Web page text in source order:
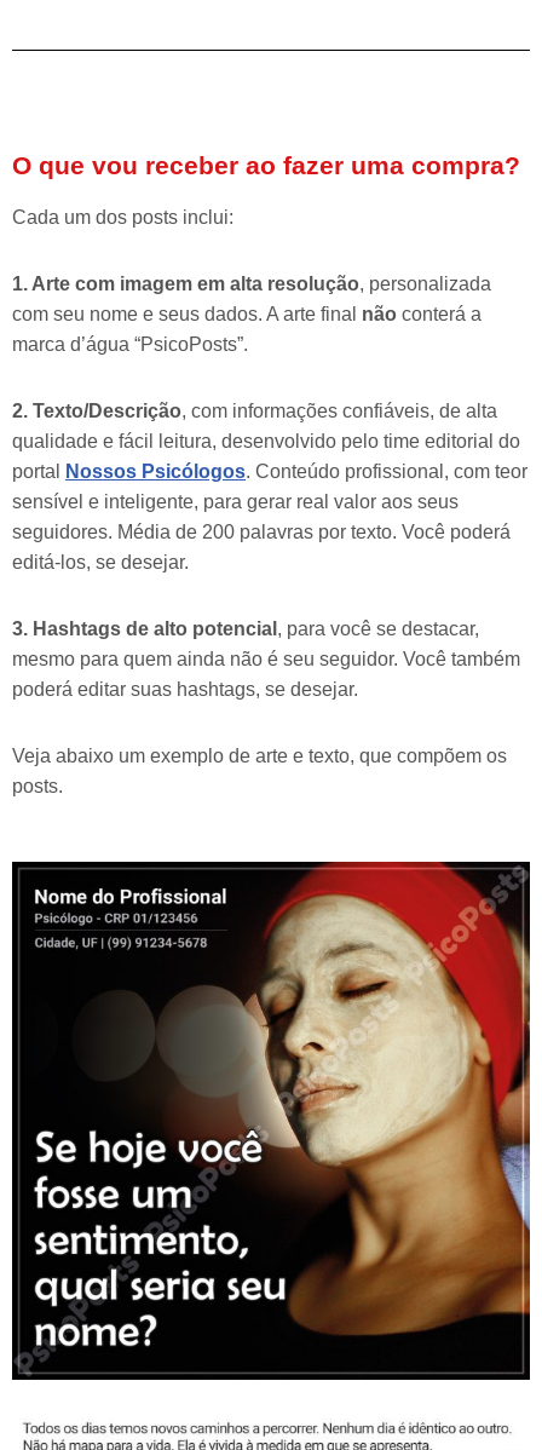
O que vou receber ao fazer uma compra?
Cada um dos posts inclui:
1. Arte com imagem em alta resolução, personalizada
com seu nome e seus dados. A arte final não conterá a
marca d’água “PsicoPosts”.
2. Texto/Descrição, com informações confiáveis, de alta
qualidade e fácil leitura, desenvolvido pelo time editorial do
portal
Nossos Psicólogos. Conteúdo profissional, com teor
sensível e inteligente, para gerar real valor aos seus
seguidores. Média de 200 palavras por texto. Você poderá
editá-los, se desejar.
3. Hashtags de alto potencial , para você se destacar,
mesmo para quem ainda não é seu seguidor. Você também
poderá editar suas hashtags, se desejar.
Veja abaixo um exemplo de arte e texto, que compõem os
posts.